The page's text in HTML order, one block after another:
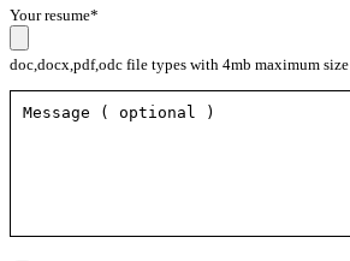
Your resume*
doc,docx,pdf,odc file types with 4mb maximum size